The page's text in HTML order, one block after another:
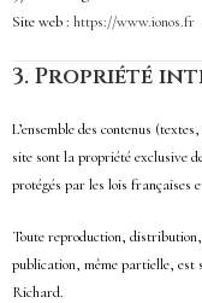
Site web : https://www.ionos.fr
3. Propriété
L’ensemble des contenus
site sont la propriété exclusive
protégés par les lois françaises
Toute reproduction,
publication, même partielle, est
Richard.